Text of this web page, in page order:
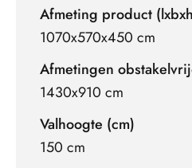
Afmeting product
1070x570x450 cm
Afmetingen
1430x910 cm
Valhoogte (cm)
150 cm